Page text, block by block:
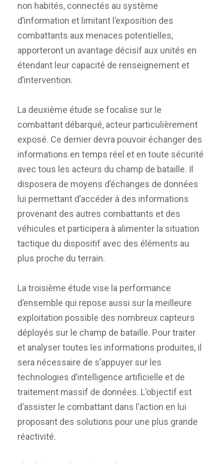
non habités, connectés au système
d’information et limitant l’exposition des
combattants aux menaces potentielles,
apporteront un avantage décisif aux unités en
étendant leur capacité de renseignement et
d’intervention.
La deuxième étude se focalise sur le
combattant débarqué, acteur particulièrement
exposé. Ce dernier devra pouvoir échanger des
informations en temps réel et en toute sécurité
avec tous les acteurs du champ de bataille. Il
disposera de moyens d’échanges de données
lui permettant d’accéder à des informations
provenant des autres combattants et des
véhicules et participera à alimenter la situation
tactique du dispositif avec des éléments au
plus proche du terrain.
La troisième étude vise la performance
d’ensemble qui repose aussi sur la meilleure
exploitation possible des nombreux capteurs
déployés sur le champ de bataille. Pour traiter
et analyser toutes les informations produites, il
sera nécessaire de s’appuyer sur les
technologies d’intelligence artificielle et de
traitement massif de données. L’objectif est
d’assister le combattant dans l’action en lui
proposant des solutions pour une plus grande
réactivité.